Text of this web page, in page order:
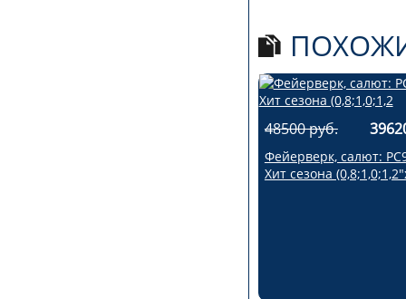
48500 руб.
Фейерверк, салют:
Хит сезона